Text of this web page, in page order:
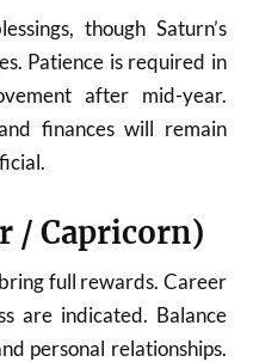
though Saturn’s
Patience is required in
after mid-year.
finances will remain
/ Capricorn)
full rewards. Career
are indicated. Balance
personal relationships.